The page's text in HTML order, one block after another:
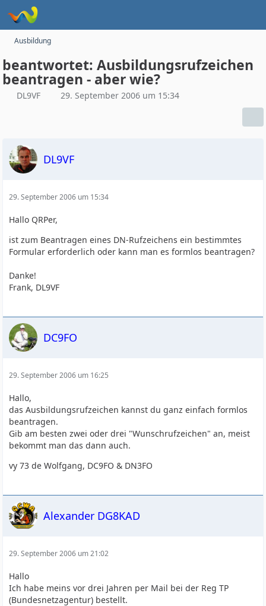
Ausbildung
beantwortet: Ausbildungsrufzeichen
beantragen - aber wie?
DL9VF 29. September 2006 um 15:34
DL9VF
29. September 2006 um 15:34
Hallo QRPer,
ist zum Beantragen eines DN-Rufzeichens ein bestimmtes
Formular erforderlich oder kann man es formlos beantragen?
Danke!
Frank, DL9VF
DC9FO
29. September 2006 um 16:25
Hallo,
das Ausbildungsrufzeichen kannst du ganz einfach formlos
beantragen.
Gib am besten zwei oder drei "Wunschrufzeichen" an, meist
bekommt man das dann auch.
vy 73 de Wolfgang, DC9FO & DN3FO
Alexander DG8KAD
29. September 2006 um 21:02
Hallo
Ich habe meins vor drei Jahren per Mail bei der Reg TP
(Bundesnetzagentur) bestellt.